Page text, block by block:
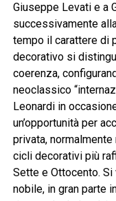
Giuseppe Levati e a
successivamente
tempo il carattere di
decorativo si
coerenza,
neoclassico
Leonardi in
un’opportunità per
privata,
cicli decorativi più
Sette e Ottocento.
nobile, in gran parte